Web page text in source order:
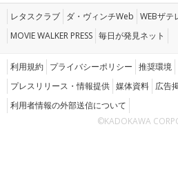
レタスクラブ ダ・ヴィンチWeb WEBザテ
MOVIE WALKER PRESS 毎日が発見ネット
利用規約 プライバシーポリシー 推奨環境
プレスリリース・情報提供 媒体資料 広告
利用者情報の外部送信について
©KADOKAWA